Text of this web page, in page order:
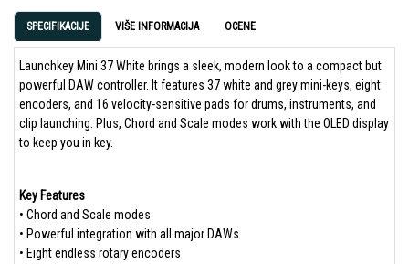
SPECIFIKACIJE VIŠE INFORMACIJA OCENE
Launchkey Mini 37 White brings a sleek, modern look to a compact but
powerful DAW controller. It features 37 white and grey mini-keys, eight
encoders, and 16 velocity-sensitive pads for drums, instruments, and
clip launching. Plus, Chord and Scale modes work with the OLED display
to keep you in key.
Key Features
• Chord and Scale modes
• Powerful integration with all major DAWs
• Eight endless rotary encoders